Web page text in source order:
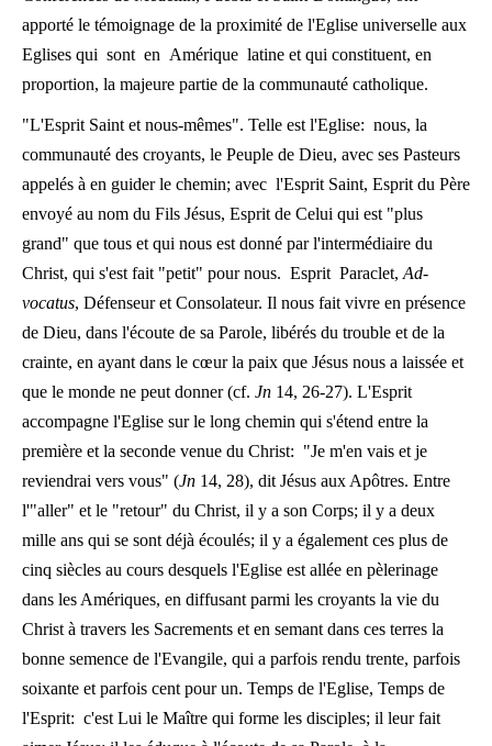
apporté le témoignage de la proximité de l'Eglise universelle aux
Eglises qui sont en Amérique latine et qui constituent, en
proportion, la majeure partie de la communauté catholique.
"L'Esprit Saint et nous-mêmes". Telle est l'Eglise: nous, la
communauté des croyants, le Peuple de Dieu, avec ses Pasteurs
appelés à en guider le chemin; avec l'Esprit Saint, Esprit du Père
envoyé au nom du Fils Jésus, Esprit de Celui qui est "plus
grand" que tous et qui nous est donné par l'intermédiaire du
Christ, qui s'est fait "petit" pour nous. Esprit Paraclet, Ad-
vocatus, Défenseur et Consolateur. Il nous fait vivre en présence
de Dieu, dans l'écoute de sa Parole, libérés du trouble et de la
crainte, en ayant dans le cœur la paix que Jésus nous a laissée et
que le monde ne peut donner (cf. Jn 14, 26-27). L'Esprit
accompagne l'Eglise sur le long chemin qui s'étend entre la
première et la seconde venue du Christ: "Je m'en vais et je
reviendrai vers vous" (Jn 14, 28), dit Jésus aux Apôtres. Entre
l'"aller" et le "retour" du Christ, il y a son Corps; il y a deux
mille ans qui se sont déjà écoulés; il y a également ces plus de
cinq siècles au cours desquels l'Eglise est allée en pèlerinage
dans les Amériques, en diffusant parmi les croyants la vie du
Christ à travers les Sacrements et en semant dans ces terres la
bonne semence de l'Evangile, qui a parfois rendu trente, parfois
soixante et parfois cent pour un. Temps de l'Eglise, Temps de
l'Esprit: c'est Lui le Maître qui forme les disciples; il leur fait